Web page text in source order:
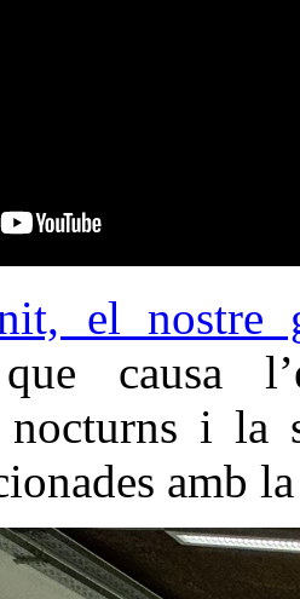
el nostre
causa
nocturns i la
amb